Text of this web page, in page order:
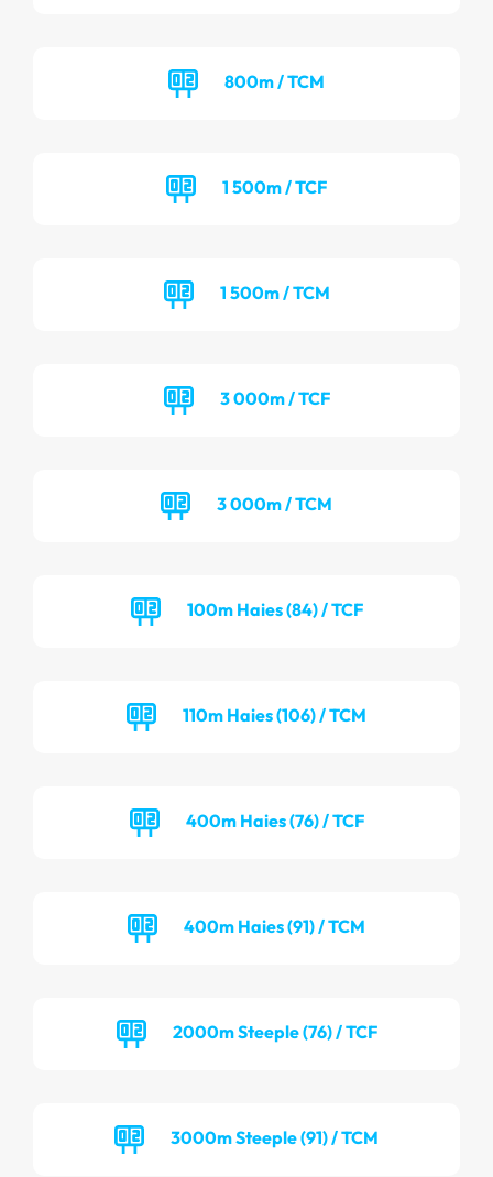
800m / TCM
1 500m / TCF
1 500m / TCM
3 000m / TCF
3 000m / TCM
100m Haies (84) / TCF
110m Haies (106) / TCM
400m Haies (76) / TCF
400m Haies (91) / TCM
2000m Steeple (76) / TCF
3000m Steeple (91) / TCM